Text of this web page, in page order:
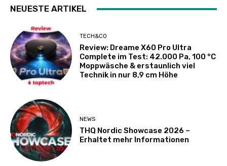
NEUESTE ARTIKEL
TECH&CO
Review: Dreame X60 Pro Ultra
Complete im Test: 42.000 Pa, 100 °C
Moppwäsche & erstaunlich viel
Technik in nur 8,9 cm Höhe
NEWS
THQ Nordic Showcase 2026 –
Erhaltet mehr Informationen